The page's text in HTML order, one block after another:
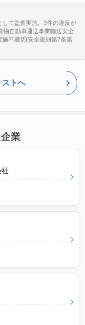
て監査実施。3件の違反が
物自動車運送事業輸送安全
施不適切(安全規則第7条第
ストへ
業
社